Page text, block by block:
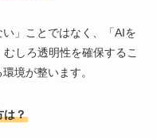
」ことではなく、「AIを
しろ透明性を確保するこ
境が整います。
は？